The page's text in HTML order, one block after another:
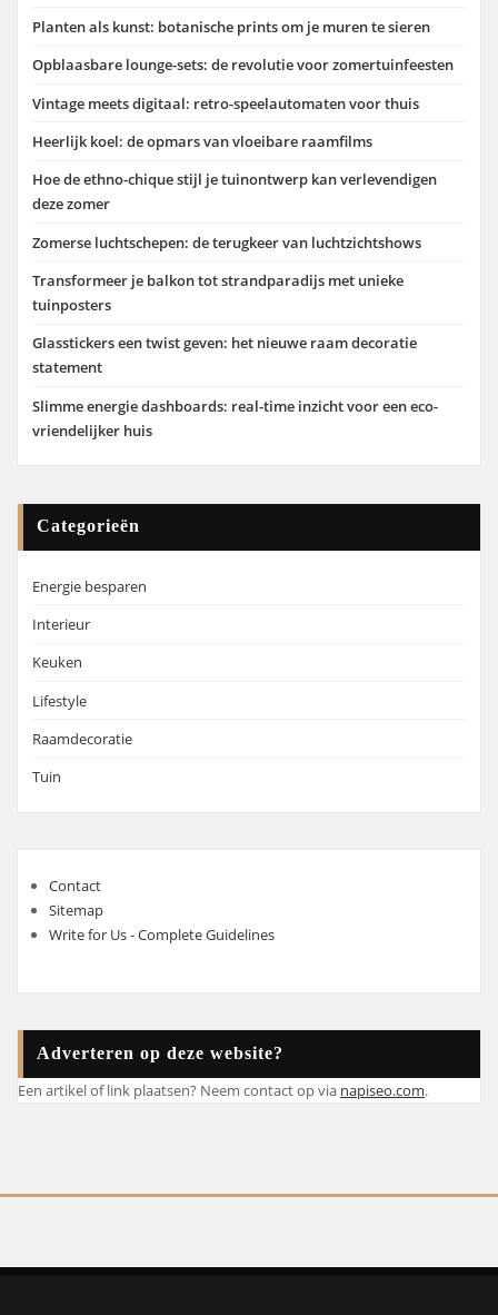
Planten als kunst: botanische prints om je muren te sieren
Opblaasbare lounge-sets: de revolutie voor zomertuinfeesten
Vintage meets digitaal: retro-speelautomaten voor thuis
Heerlijk koel: de opmars van vloeibare raamfilms
Hoe de ethno-chique stijl je tuinontwerp kan verlevendigen
deze zomer
Zomerse luchtschepen: de terugkeer van luchtzichtshows
Transformeer je balkon tot strandparadijs met unieke
tuinposters
Glasstickers een twist geven: het nieuwe raam decoratie
statement
Slimme energie dashboards: real-time inzicht voor een eco-
vriendelijker huis
Categorieën
Energie besparen
Interieur
Keuken
Lifestyle
Raamdecoratie
Tuin
Contact
Sitemap
Write for Us - Complete Guidelines
Adverteren op deze website?
Een artikel of link plaatsen? Neem contact op via napiseo.com.